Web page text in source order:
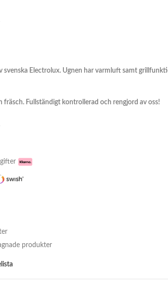
svenska Electrolux. Ugnen har varmluft samt
Fullständigt kontrollerad och rengjord av oss!
produkter